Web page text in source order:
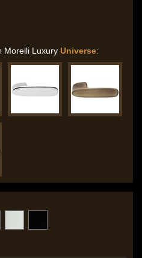
Morelli Luxury Universe: